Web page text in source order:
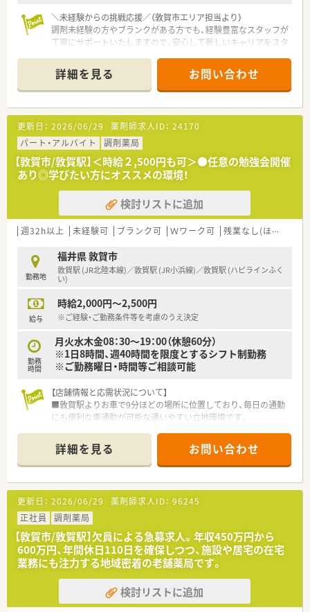
＼未経験からの挑戦応援／（敦賀市エリア担当より）
調剤未経験の方やブランクがある方でも、経験豊富なスタッフが
丁寧にサポートいたしますので、安心して新しいキャリアをスタ
【店舗情報と応需状況について】
■敦賀駅から徒歩10分ほどの場所に位置しており、毎日の通勤
にも非常に便利なアクセス良好の立地環境となっております。
■近隣のクリニックから眼科や耳鼻科などの処方箋を中心に、1
日あたり60枚から70枚ほど応需している調剤薬局です。
■外来の調剤業務に加えて居宅や施設への在宅医療にもしっか
りと対応しており、地域に密着した医療サービスを提供します。
【法人特徴について】
■福井県敦賀市内に4店舗を展開し、創業から80年という長い歴
史を持ち地域住民から厚い信頼を得ている老舗の企業です。
■代表ご自身も現場に入って気さくにコミュニケーションを取
られているため、風通しが良く非常に働きやすい温かい社風で
■地域への貢献を最優先に考えて採算度外視の設備投資を行う
など、常に患者様第一の姿勢を貫いている魅力的な法人です。
■正社員1名とパート10名が在籍し、日々2名から3名体制で互い
に協力し合いながら和やかな雰囲気の中で業務を行っていま
■薬剤師と事務スタッフがしっかりと連携を取り合っており、業
務の負担を軽減できる充実したサポート体制が構築されていま
す。
患者様へのより良いサービス提供に集中できる職場環境です。
【こんな方が活躍中】
の専門的な処方箋に柔軟に対応している方が活躍しています。
■患者様の健康相談に対して親身になって寄り添い、丁寧でわか
りやすい服薬指導を日々実践している方が高く評価されていま
■在宅業務において地域の多職種と円滑なコミュニケーション
を図り、地域医療のネットワーク構築に貢献している方がいま
す。
詳細を見る お問い合わせ
更新日： 2026/06/29 薬剤師求人ID： 24170
パート・アルバイト
調剤薬局
【敦賀市/敦賀駅】＜時給２,500円も可＞●任意の勉強会開催
あり◎学びたい方にオススメの環境！
検討リストに追加
週32h以上 未経験可 ブランク可 Ｗワーク可 残業なし(ほぼなし含む)
勤務地
福井県 敦賀市
敦賀駅 (JR北陸本線)／敦賀駅 (JR小浜線)／敦賀駅 (ハピラインふく
い)
給与
時給2,000円～2,500円
※ご経験・ご勤務条件等を考慮のうえ決定
勤務
時間
月火水木金08：30～19：00（休憩60分）
※1日8時間、週40時間を限度とするシフト制勤務
※ご勤務曜日・時間等ご相談可能
【店舗情報と応需状況について】
■敦賀駅よりお車で9分ほどの場所に位置しており、毎日の通勤
にも便利な車通勤が可能な通いやすい立地環境です。
処方箋を応需しており、落ち着いて業務に取り組めます。
■内科や外科から眼科や皮膚科など非常に多岐にわたる幅広い
科目を応需し、居宅への在宅医療にも対応しております。
【法人特徴について】
■福井県敦賀市内に4店舗を展開し、創業から80年という長い歴
史を持ち地域住民から厚い信頼を得ている老舗企業です。
■代表ご自身も現場に入って気さくにコミュニケーションを取
られているため、風通しが良く非常に働きやすい社風です。
■地域への貢献を最優先に考えて採算度外視の設備投資を行う
など、常に患者様第一の姿勢を貫いている温かい法人です。
【職場環境と雰囲気】
■薬剤師と数名の事務スタッフが在籍しており、互いに協力し合
詳細を見る お問い合わせ
更新日： 2026/06/29 薬剤師求人ID： 96245
正社員
調剤薬局
【敦賀市/敦賀駅】欠員による急募求人。年収450万円から
600万円、年間休日110日を確保しつつ、施設や居宅の在宅
業務にも注力する地域密着の老舗薬局です。
検討リストに追加